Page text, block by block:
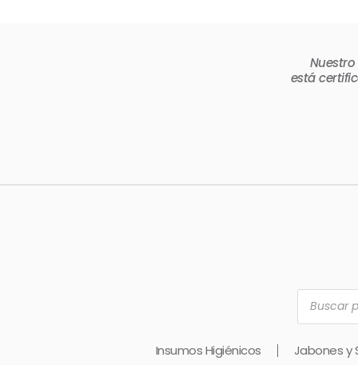
está
Búsqueda
de
productos
Insumos Higiénicos Jabones y